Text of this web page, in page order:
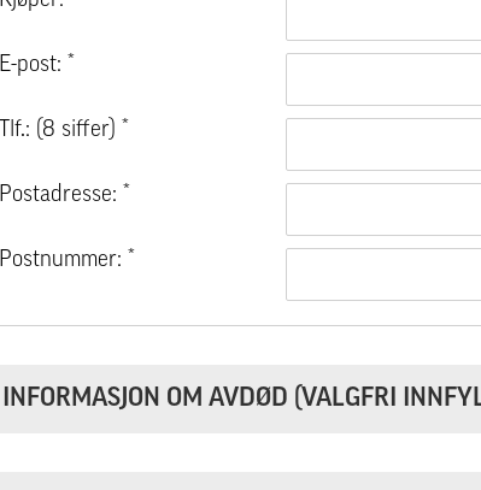
E-post: *
Tlf.: (8 siffer) *
Postadresse: *
Postnummer: *
INFORMASJON OM AVDØD (VALGFRI